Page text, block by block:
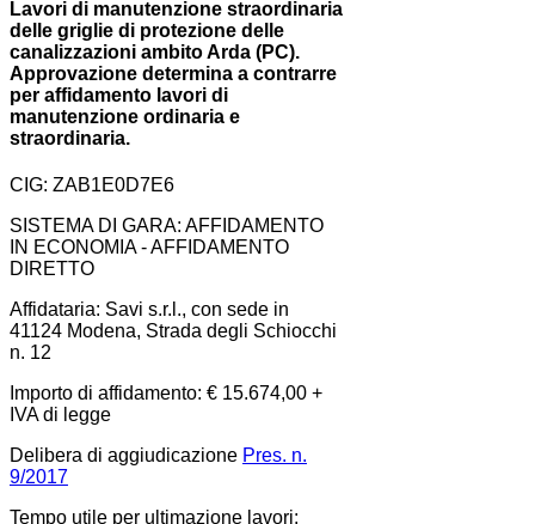
Lavori di manutenzione straordinaria
delle griglie di protezione delle
canalizzazioni ambito Arda (PC).
Approvazione determina a contrarre
per affidamento lavori di
manutenzione ordinaria e
straordinaria.
CIG: ZAB1E0D7E6
SISTEMA DI GARA: AFFIDAMENTO
IN ECONOMIA - AFFIDAMENTO
DIRETTO
Affidataria: Savi s.r.l., con sede in
41124 Modena, Strada degli Schiocchi
n. 12
Importo di affidamento: € 15.674,00 +
IVA di legge
Delibera di aggiudicazione Pres. n.
9/2017
Tempo utile per ultimazione lavori: